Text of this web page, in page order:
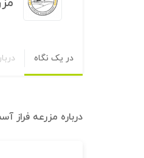
در یک نگاه
درباره مزرعه فراز